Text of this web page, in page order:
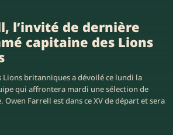
l’invité de dernière
capitaine des Lions
Lions britanniques a dévoilé ce lundi la
qui affrontera mardi une sélection de
Owen Farrell est dans ce XV de départ et sera